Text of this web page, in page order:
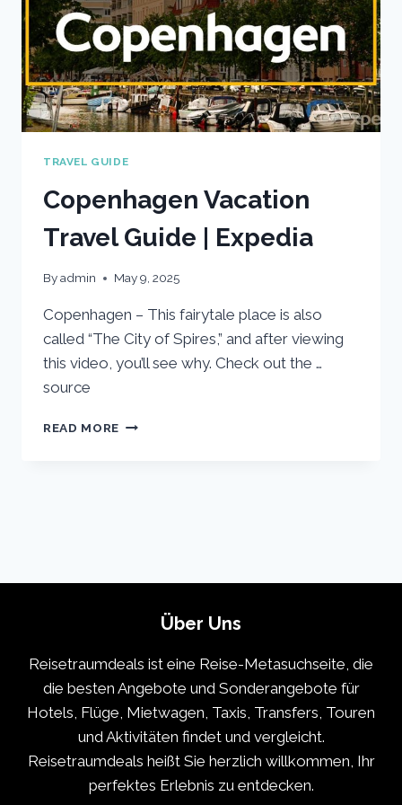
TRAVEL GUIDE
Copenhagen Vacation
Travel Guide | Expedia
Byadmin May 9, 2025
Copenhagen – This fairytale place is also
called “The City of Spires,” and after viewing
this video, you’ll see why. Check out the …
source
READ MORE COPENHAGEN
Über Uns
Reisetraumdeals ist eine Reise-Metasuchseite, die
die besten Angebote und Sonderangebote für
Hotels, Flüge, Mietwagen, Taxis, Transfers, Touren
und Aktivitäten findet und vergleicht.
Reisetraumdeals heißt Sie herzlich willkommen, Ihr
perfektes Erlebnis zu entdecken.